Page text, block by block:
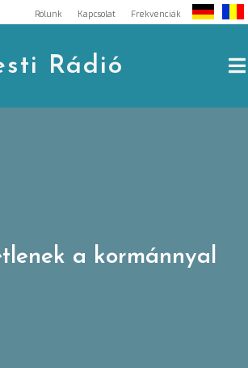
Rólunk Kapcsolat Frekvenciák
Rádió
a kormánnyal